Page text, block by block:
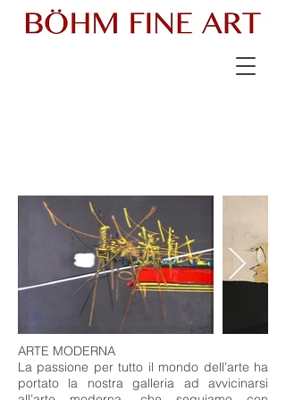
ARTE MODERNA
La passione per tutto il mondo dell’arte ha
portato la nostra galleria ad avvicinarsi